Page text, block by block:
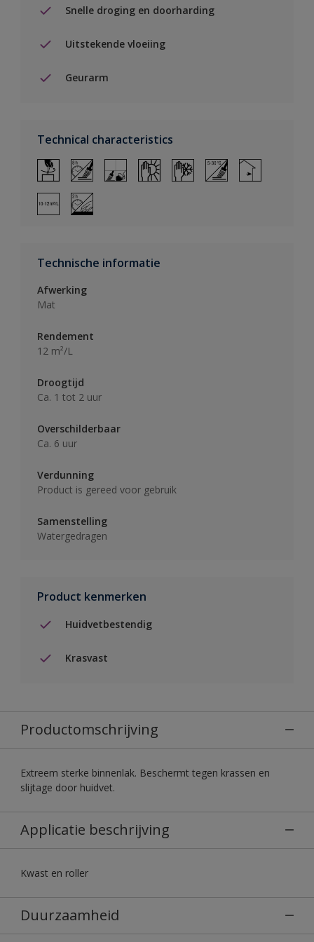
Snelle droging en doorharding
Uitstekende vloeiing
Geurarm
Technical characteristics
Technische informatie
Afwerking
Mat
Rendement
12 m²/L
Droogtijd
Ca. 1 tot 2 uur
Overschilderbaar
Ca. 6 uur
Verdunning
Product is gereed voor gebruik
Samenstelling
Watergedragen
Product kenmerken
Huidvetbestendig
Krasvast
Productomschrijving
Extreem sterke binnenlak. Beschermt tegen krassen en
slijtage door huidvet.
Applicatie beschrijving
Kwast en roller
Duurzaamheid